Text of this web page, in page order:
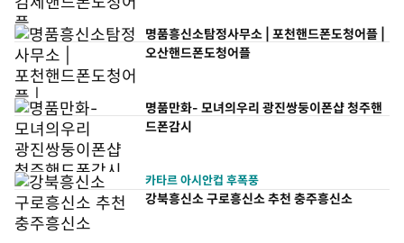
명품흥신소탐정사무소 | 포천핸드폰도청어플 |
오산핸드폰도청어플
명품만화- 모녀의우리 광진쌍둥이폰샵 청주핸
드폰감시
카타르 아시안컵 후폭풍
강북흥신소 구로흥신소 추천 충주흥신소